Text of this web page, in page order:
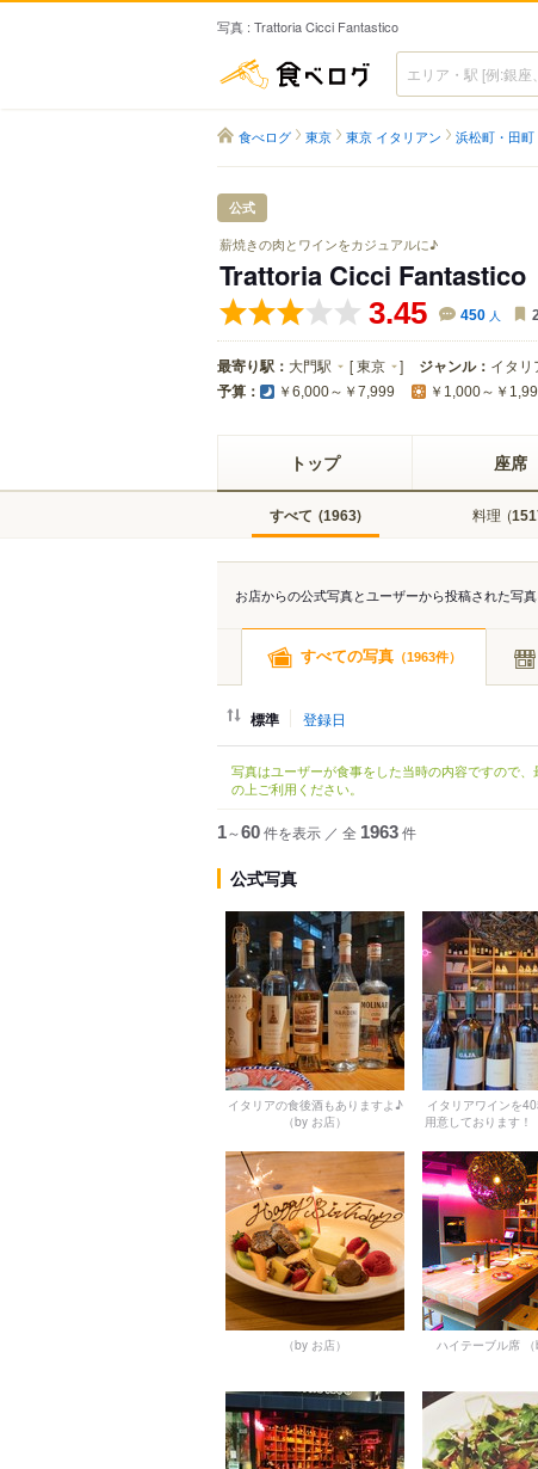
写真 : Trattoria Cicci Fantastico
食べログ
食べログ 東京 東京 イタリアン 浜松町・田
公式
薪焼きの肉とワインをカジュアルに♪
Trattoria Cicci Fantastico
3.45 450 人
最寄り駅： 大門駅 [東京 ] ジャンル： イタリ
予算： ￥6,000～￥7,999 ￥1,000～￥
トップ 座席
すべて (1963) 料理 (
お店からの公式写真とユーザーから投稿された写
すべての写真（1963件）
標準 登録日
写真はユーザーが食事をした当時の内容ですので
の上ご利用ください。
1～60件を表示 ／ 全 1963件
公式写真
イタリアの食後酒もありますよ♪
（by お店）
イタリアワインを
用意しております！
（by お店） ハイテーブル席